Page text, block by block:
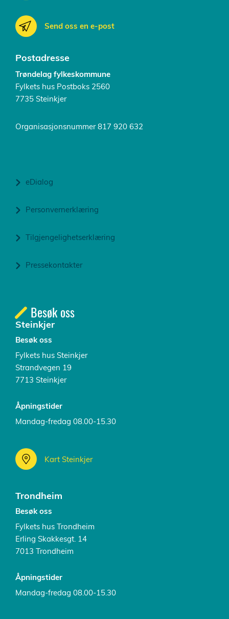
Send oss en e-post
Postadresse
Trøndelag fylkeskommune
Fylkets hus Postboks 2560
7735 Steinkjer
Organisasjonsnummer 817 920 632
eDialog
Personvernerklæring
Tilgjengelighetserklæring
Pressekontakter
Besøk oss
Steinkjer
Besøk oss
Fylkets hus Steinkjer
Strandvegen 19
7713 Steinkjer
Åpningstider
Mandag-fredag 08.00-15.30
Kart Steinkjer
Trondheim
Besøk oss
Fylkets hus Trondheim
Erling Skakkesgt. 14
7013 Trondheim
Åpningstider
Mandag-fredag 08.00-15.30